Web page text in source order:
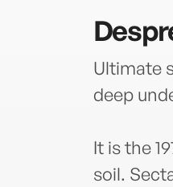
Ultimate
deep
It is the
soil.